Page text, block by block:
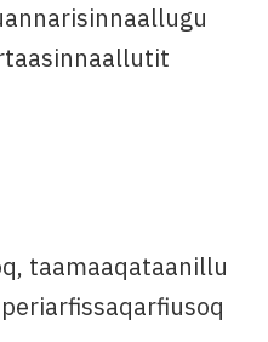
taamaaqataanillu